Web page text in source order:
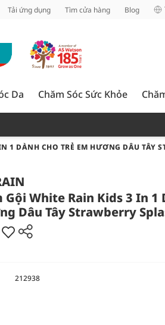
Tải ứng dụng Tìm cửa hàng Blog
Da Chăm Sóc Sức Khỏe
DÀNH CHO TRẺ EM HƯƠNG DÂU TÂY
Gội White Rain Kids 3 In 1
Dâu Tây Strawberry
212938